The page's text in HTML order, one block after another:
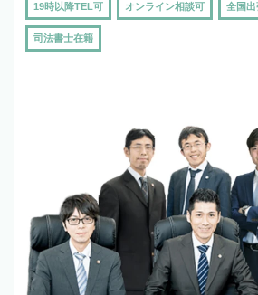
19時以降TEL可 オンライン相談可 全国
司法書士在籍